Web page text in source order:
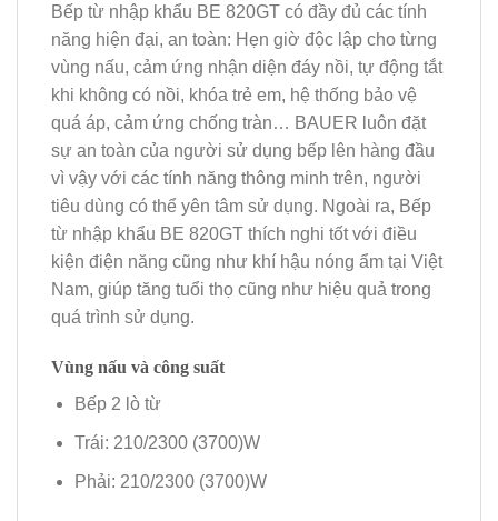
Bếp từ nhập khẩu BE 820GT có đầy đủ các tính
năng hiện đại, an toàn: Hẹn giờ độc lập cho từng
vùng nấu, cảm ứng nhận diện đáy nồi, tự động tắt
khi không có nồi, khóa trẻ em, hệ thống bảo vệ
quá áp, cảm ứng chống tràn… BAUER luôn đặt
sự an toàn của người sử dụng bếp lên hàng đầu
vì vậy với các tính năng thông minh trên, người
tiêu dùng có thể yên tâm sử dụng. Ngoài ra, Bếp
từ nhập khẩu BE 820GT thích nghi tốt với điều
kiện điện năng cũng như khí hậu nóng ẩm tại Việt
Nam, giúp tăng tuổi thọ cũng như hiệu quả trong
quá trình sử dụng.
Vùng nấu và công suất
Bếp 2 lò từ
Trái: 210/2300 (3700)W
Phải: 210/2300 (3700)W